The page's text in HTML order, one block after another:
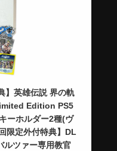
】英雄伝説 界の軌
Edition PS5
ーホルダー2種(ヴ
限定外付特典】DL
ルツァー専用教官